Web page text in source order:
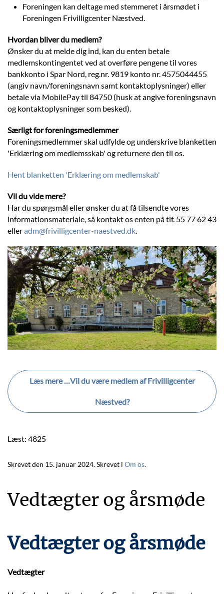
Foreningen kan deltage med stemmeret i årsmødet i
Foreningen Frivilligcenter Næstved.
Hvordan bliver du medlem?
Ønsker du at melde dig ind, kan du enten betale
medlemskontingentet ved at overføre pengene til vores
bankkonto i Spar Nord, reg.nr. 9819 konto nr. 4575044455
(angiv navn/foreningsnavn samt kontaktoplysninger) eller
betale via MobilePay til 84750 (husk at angive foreningsnavn
og kontaktoplysninger som besked).
Særligt for foreningsmedlemmer
Foreningsmedlemmer skal udfylde og underskrive blanketten
'Erklæring om medlemsskab' og returnere den til os.
Hent blanketten 'Erklæring om medlemskab'
Vil du vide mere?
Har du spørgsmål eller ønsker du at få tilsendte vores
informationsmateriale, så kontakt os enten på tlf. 55 77 62 43
elleradm@frivilligcenter-naestved.dk.
Læs mere …Vil du være medlem af Frivilligcenter
Næstved?
Læst: 4825
Skrevet den 15. januar 2024. Skrevet i Om os.
Vedtægter og årsmøde
Vedtægter og årsmøde
Vedtægter